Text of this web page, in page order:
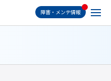
障害・メンテ情報